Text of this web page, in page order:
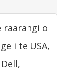
raarangi o
i te USA,